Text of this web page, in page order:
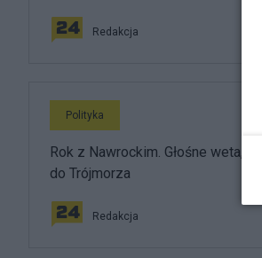
Redakcja
Polityka
Rok z Nawrockim. Głośne weta,
do Trójmorza
Redakcja